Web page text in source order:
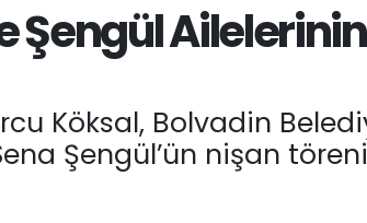
BİST100
13.773%-19
Şengül
Köksal, Bolvadin
Şengül’ün nişan